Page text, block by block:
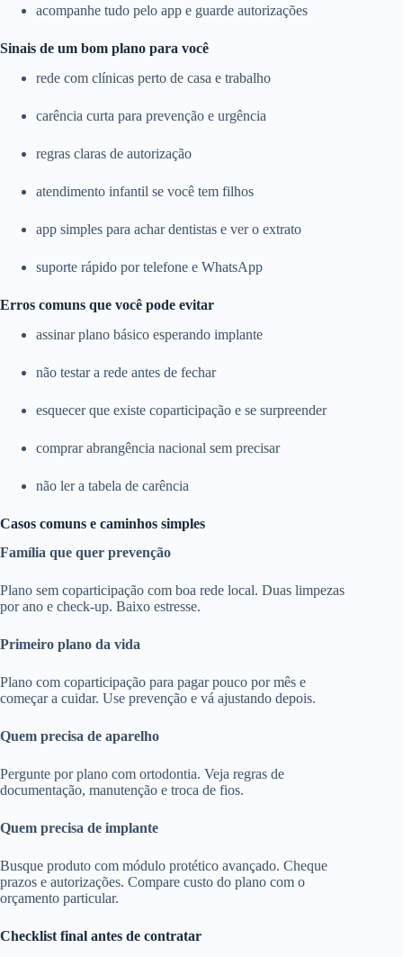
acompanhe tudo pelo app e guarde autorizações
Sinais de um bom plano para você
rede com clínicas perto de casa e trabalho
carência curta para prevenção e urgência
regras claras de autorização
atendimento infantil se você tem filhos
app simples para achar dentistas e ver o extrato
suporte rápido por telefone e WhatsApp
Erros comuns que você pode evitar
assinar plano básico esperando implante
não testar a rede antes de fechar
esquecer que existe coparticipação e se surpreender
comprar abrangência nacional sem precisar
não ler a tabela de carência
Casos comuns e caminhos simples
Família que quer prevenção
Plano sem coparticipação com boa rede local. Duas limpezas
por ano e check-up. Baixo estresse.
Primeiro plano da vida
Plano com coparticipação para pagar pouco por mês e
começar a cuidar. Use prevenção e vá ajustando depois.
Quem precisa de aparelho
Pergunte por plano com ortodontia. Veja regras de
documentação, manutenção e troca de fios.
Quem precisa de implante
Busque produto com módulo protético avançado. Cheque
prazos e autorizações. Compare custo do plano com o
orçamento particular.
Checklist final antes de contratar